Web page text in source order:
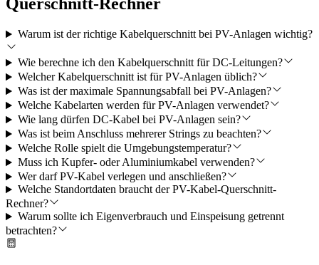
Querschnitt-Rechner
Warum ist der richtige Kabelquerschnitt bei PV-Anlagen wichtig?
Wie berechne ich den Kabelquerschnitt für DC-Leitungen?
Welcher Kabelquerschnitt ist für PV-Anlagen üblich?
Was ist der maximale Spannungsabfall bei PV-Anlagen?
Welche Kabelarten werden für PV-Anlagen verwendet?
Wie lang dürfen DC-Kabel bei PV-Anlagen sein?
Was ist beim Anschluss mehrerer Strings zu beachten?
Welche Rolle spielt die Umgebungstemperatur?
Muss ich Kupfer- oder Aluminiumkabel verwenden?
Wer darf PV-Kabel verlegen und anschließen?
Welche Standortdaten braucht der PV-Kabel-Querschnitt-
Rechner?
Warum sollte ich Eigenverbrauch und Einspeisung getrennt
betrachten?